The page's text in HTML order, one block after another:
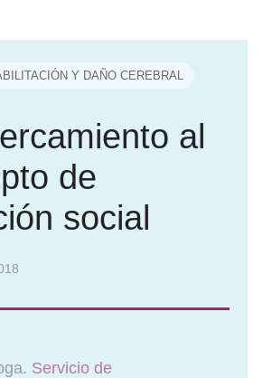
Y DAÑO CEREBRAL
al
de
social
Servicio de